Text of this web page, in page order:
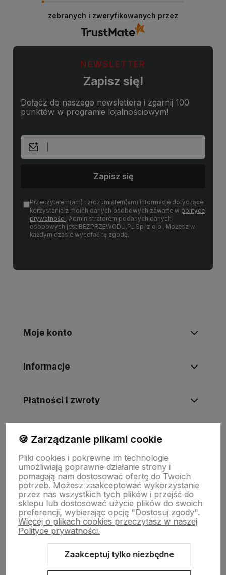
zebranych i zweryfikowanych przez
NEWSLETTER
Zapisz się!
Dołącz do naszego newslettera i zgarnij 100
punktów w programie lojalnościowym!
Zapisz się
Przeczytałem(am) i zrozumiałem(am) informacje dotyczące
korzystania z moich danych osobowych zawarte w polityce
prywatności. Administratorem podanych danych
osobowych jest BEZPRZEWODU.PL Sp. z o.o.. Możesz w
każdym czasie wycofać tę zgodę.
Moje konto
Informacje
Płatności i zwroty
Wsparcie
O nas
Sklep internetowy Shoper Premium
Szablon Shoper Modern 3.0™
🍪 Zarządzanie plikami cookie
Pliki cookies i pokrewne im technologie
umożliwiają poprawne działanie strony i
pomagają nam dostosować ofertę do Twoich
potrzeb. Możesz zaakceptować wykorzystanie
przez nas wszystkich tych plików i przejść do
sklepu lub dostosować użycie plików do swoich
preferencji, wybierając opcję "Dostosuj zgody".
Więcej o plikach cookies przeczytasz w naszej
Polityce prywatności.
Zaakceptuj tylko niezbędne